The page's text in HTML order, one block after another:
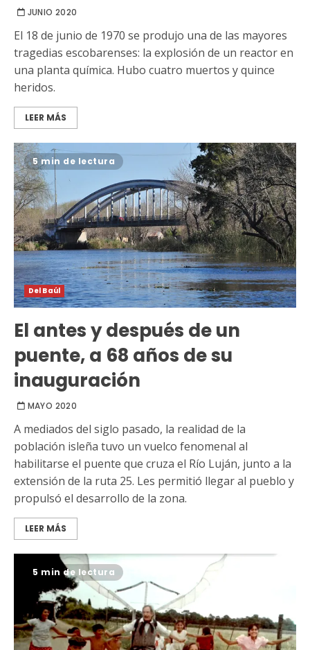
JUNIO 2020
El 18 de junio de 1970 se produjo una de las mayores
tragedias escobarenses: la explosión de un reactor en
una planta química. Hubo cuatro muertos y quince
heridos.
LEER MÁS
5 min de lectura
Del Baúl
El antes y después de un
puente, a 68 años de su
inauguración
MAYO 2020
A mediados del siglo pasado, la realidad de la
población isleña tuvo un vuelco fenomenal al
habilitarse el puente que cruza el Río Luján, junto a la
extensión de la ruta 25. Les permitió llegar al pueblo y
propulsó el desarrollo de la zona.
LEER MÁS
5 min de lectura